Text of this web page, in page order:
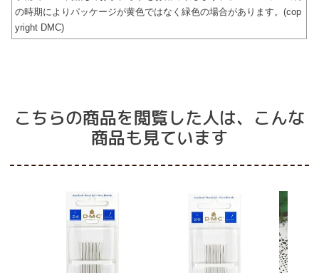
の時期によりパッケージが黄色ではなく緑色の場合があります。(cop
yright DMC)
こちらの商品を閲覧した人は、こんな
商品も見ています